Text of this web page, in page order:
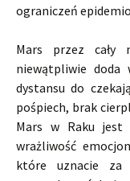
ograniczeń
Mars przez cały
niewątpliwie doda
dystansu do
pośpiech, brak
Mars w Raku jest
wrażliwość
które uznacie